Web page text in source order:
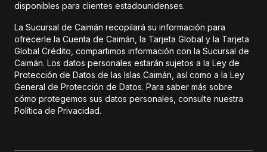
disponibles para clientes estadounidenses.
La Sucursal de Caimán recopilará su información para
ofrecerle la Cuenta de Caimán, la Tarjeta Global y la Tarjeta
Global Crédito, compartimos información con la Sucursal de
Caimán. Los datos personales estarán sujetos a la Ley de
Protección de Datos de las Islas Caimán, así como a la Ley
General de Protección de Datos. Para saber más sobre
cómo protegemos sus datos personales, consulte nuestra
Política de Privacidad.